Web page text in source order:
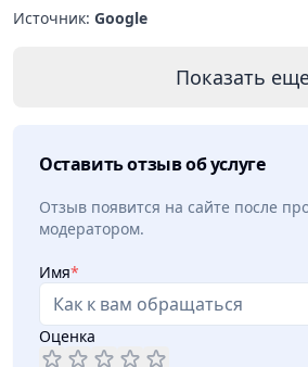
Источник: Google
Показать
Оставить отзыв об услуге
Отзыв появится на сайте после
модератором.
Имя*
Оценка